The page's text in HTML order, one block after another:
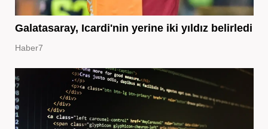
Galatasaray, Icardi'nin yerine iki yıldız belirledi
Haber7